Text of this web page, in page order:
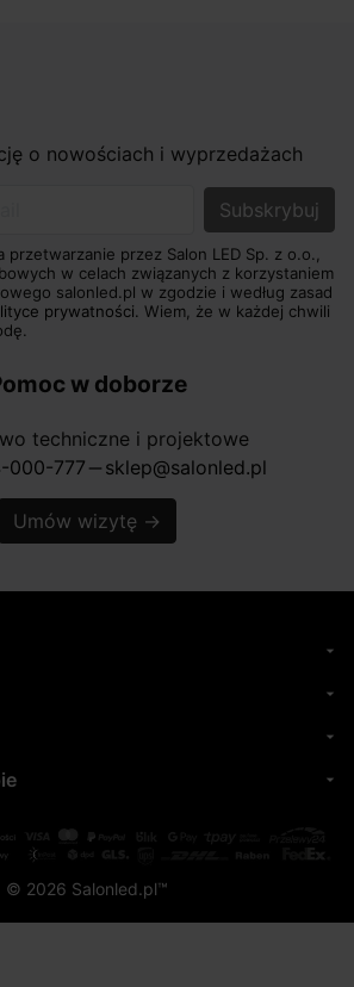
o nowościach i wyprzedażach
przetwarzanie przez Salon LED Sp. z o.o.,
w celach związanych z korzystaniem
salonled.pl w zgodzie i według zasad
prywatności. Wiem, że w każdej chwili
w doborze
techniczne i projektowe
000-777 horizontal_rule sklep@salonled.pl
Umów wizytę →
arrow_drop_down
arrow_drop_down
arrow_drop_down
arrow_drop_down
© 2026 Salonled.pl™